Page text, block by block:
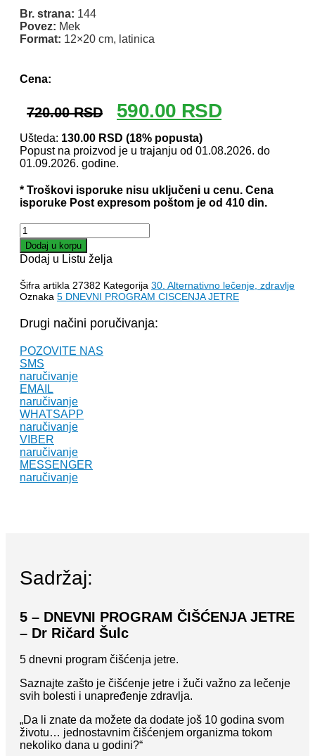
Br. strana: 144
Povez: Mek
Format: 12×20 cm, latinica
Cena:
720.00RSD
Originalna
cena
je
bila:
720.00 RSD.
590.00 RSDTrenutna
cena
590.00 RSD.
Ušteda: 130.00 RSD (18% popusta)
Popust na proizvod je u trajanju od 01.08.2026. do
01.09.2026. godine.
* Troškovi isporuke nisu uključeni u cenu. Cena
isporuke Post expresom poštom je od 410 din.
5
-
DNEVNI
PROGRAM
ČIŠĆENJA
JETRE
Dr
Ričard
količina
Dodaj u korpu
Dodaj u Listu želja
Šifra artikla 27382 Kategorija 30. Alternativno lečenje, zdravlje
Oznaka 5 DNEVNI PROGRAM CISCENJA JETRE
Drugi načini poručivanja:
POZOVITE NAS
SMS
naručivanje
EMAIL
naručivanje
WHATSAPP
naručivanje
VIBER
naručivanje
MESSENGER
naručivanje
Sadržaj:
5 – DNEVNI PROGRAM ČIŠĆENJA JETRE
– Dr Ričard Šulc
5 dnevni program čišćenja jetre.
Saznajte zašto je čišćenje jetre i žuči važno za lečenje
svih bolesti i unapređenje zdravlja.
„Da li znate da možete da dodate još 10 godina svom
životu… jednostavnim čišćenjem organizma tokom
nekoliko dana u godini?“